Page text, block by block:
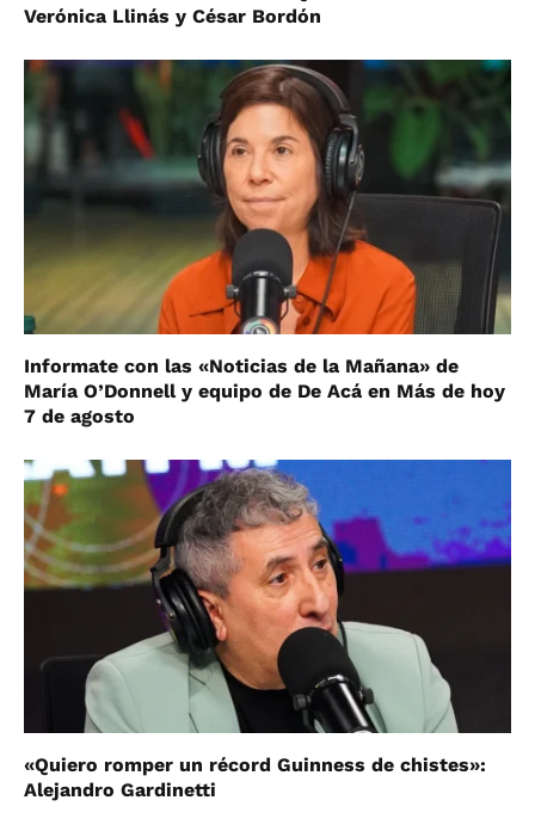
Verónica Llinás y César Bordón
Informate con las «Noticias de la Mañana» de
María O’Donnell y equipo de De Acá en Más de hoy
7 de agosto
«Quiero romper un récord Guinness de chistes»:
Alejandro Gardinetti